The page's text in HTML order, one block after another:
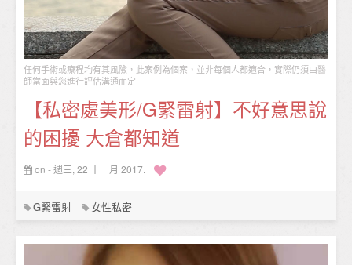
任何手術或療程均有其風險，此案例為個案，並非每個人都適合，實際仍須由醫
師當面與您進行評估溝通而定
【私密處美形/G緊雷射】不好意思說
的困擾 大倉都知道
on - 週三, 22 十一月 2017.
G緊雷射 女性私密